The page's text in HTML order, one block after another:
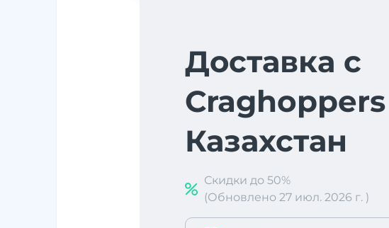
Доставка с
Казахстан
Скидки до 50%
(Обновлено 27 июл. 2026 г. )